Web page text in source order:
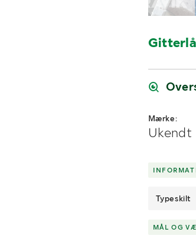
Mærke:
Ukendt
Typeskilt
MÅL OG